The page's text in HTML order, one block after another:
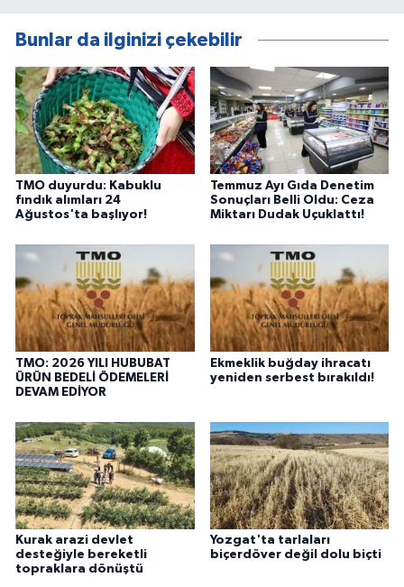
Bunlar da ilginizi çekebilir
TMO duyurdu: Kabuklu
fındık alımları 24
Ağustos'ta başlıyor!
Temmuz Ayı Gıda Denetim
Sonuçları Belli Oldu: Ceza
Miktarı Dudak Uçuklattı!
TMO: 2026 YILI HUBUBAT
ÜRÜN BEDELİ ÖDEMELERİ
DEVAM EDİYOR
Ekmeklik buğday ihracatı
yeniden serbest bırakıldı!
Kurak arazi devlet
desteğiyle bereketli
topraklara dönüştü
Yozgat'ta tarlaları
biçerdöver değil dolu biçti